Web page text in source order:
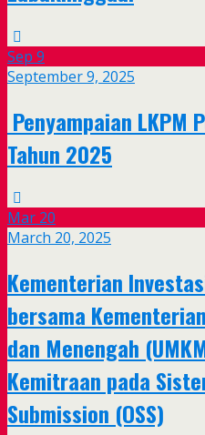
Sep 9
September 9, 2025
Penyampaian LKPM
Tahun 2025
Mar 20
March 20, 2025
Kementerian
bersama
dan Menengah
Kemitraan pada
Submission (OSS)